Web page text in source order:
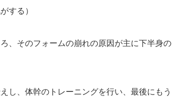
する）
、そのフォームの崩れの原因が主に下半身の
し、体幹のトレーニングを行い、最後にもう